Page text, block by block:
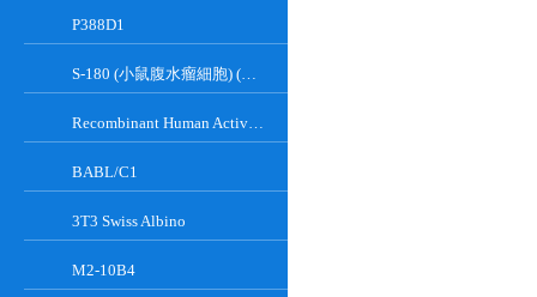
P388D1
S-180 (小鼠腹水瘤細胞) (種屬鑒定正確)
Recombinant Human Active Focal Adhesion Kinase
BABL/C1
3T3 Swiss Albino
M2-10B4